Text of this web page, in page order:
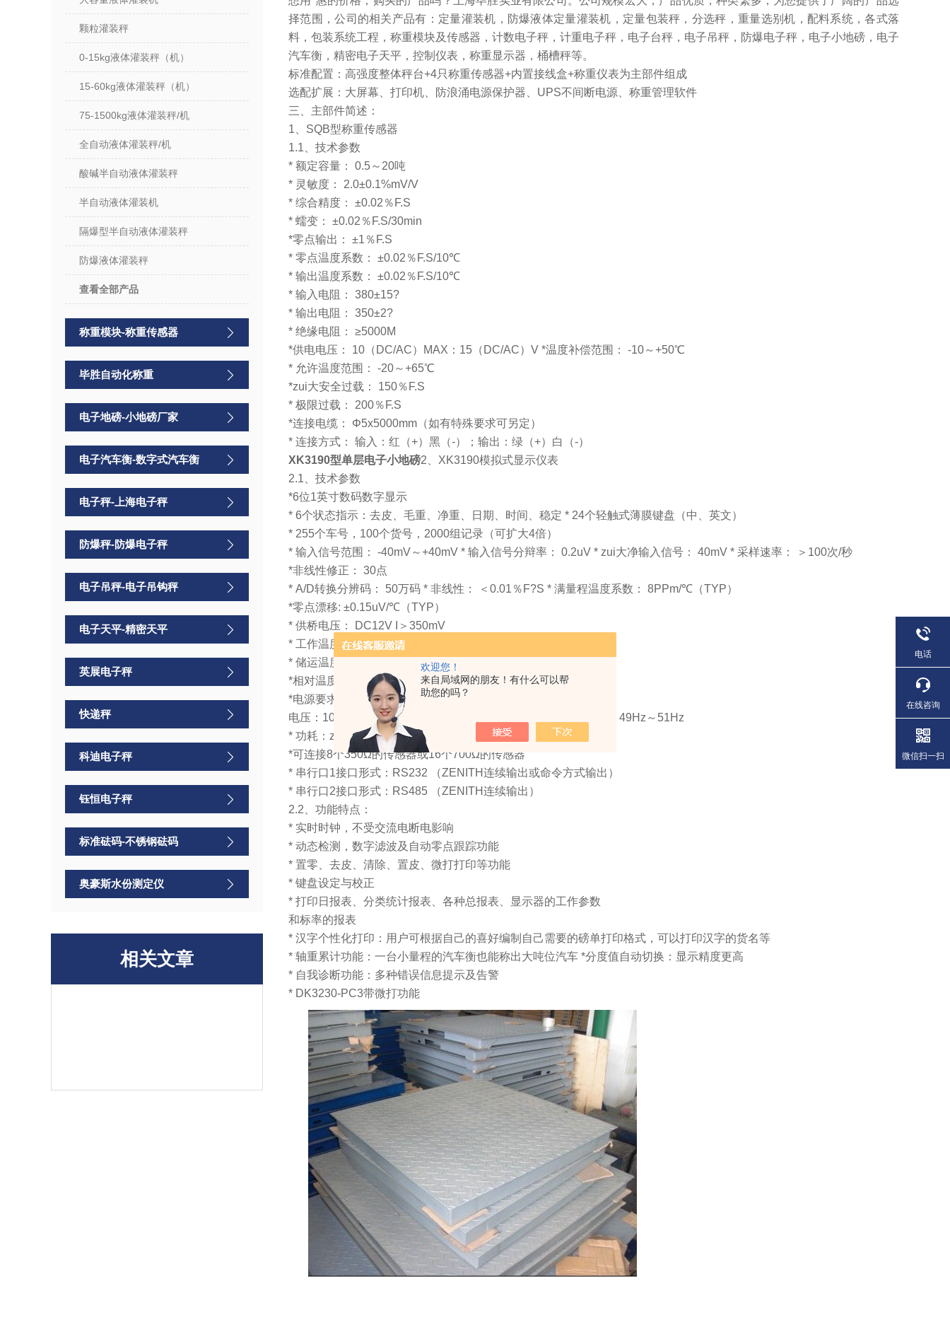
欢迎您！
来自局域网的朋友！有什么可以帮
助您的吗？
颗粒灌装秤
0-15kg液体灌装秤（机）
15-60kg液体灌装秤（机）
75-1500kg液体灌装秤/机
全自动液体灌装秤/机
酸碱半自动液体灌装秤
半自动液体灌装机
隔爆型半自动液体灌装秤
防爆液体灌装秤
查看全部产品
称重模块-称重传感器
毕胜自动化称重
电子地磅-小地磅厂家
电子汽车衡-数字式汽车衡
电子秤-上海电子秤
防爆秤-防爆电子秤
电子吊秤-电子吊钩秤
电子天平-精密天平
英展电子秤
快递秤
科迪电子秤
钰恒电子秤
标准砝码-不锈钢砝码
奥豪斯水份测定仪
相关文章
择范围，公司的相关产品有：定量灌装机，防爆液体定量灌装机，定量包装秤，分选秤，重量选别机，配料系统，各式落
料，包装系统工程，称重模块及传感器，计数电子秤，计重电子秤，电子台秤，电子吊秤，防爆电子秤，电子小地磅，电子
汽车衡，精密电子天平，控制仪表，称重显示器，桶槽秤等。
标准配置：高强度整体秤台+4只称重传感器+内置接线盒+称重仪表为主部件组成
选配扩展：大屏幕、打印机、防浪涌电源保护器、UPS不间断电源、称重管理软件
三、主部件简述：
1、SQB型称重传感器
1.1、技术参数
* 额定容量： 0.5～20吨
* 灵敏度： 2.0±0.1%mV/V
* 综合精度： ±0.02％F.S
* 蠕变： ±0.02％F.S/30min
*零点输出： ±1％F.S
* 零点温度系数： ±0.02％F.S/10℃
* 输出温度系数： ±0.02％F.S/10℃
* 输入电阻： 380±15?
* 输出电阻： 350±2?
* 绝缘电阻： ≥5000M
*供电电压： 10（DC/AC）MAX：15（DC/AC）V *温度补偿范围： -10～+50℃
* 允许温度范围： -20～+65℃
*zui大安全过载： 150％F.S
* 极限过载： 200％F.S
*连接电缆： Φ5x5000mm（如有特殊要求可另定）
* 连接方式： 输入：红（+）黑（-）；输出：绿（+）白（-）
XK3190型单层电子小地磅2、XK3190模拟式显示仪表
2.1、技术参数
*6位1英寸数码数字显示
* 6个状态指示：去皮、毛重、净重、日期、时间、稳定 * 24个轻触式薄膜键盘（中、英文）
* 255个车号，100个货号，2000组记录（可扩大4倍）
* 输入信号范围： -40mV～+40mV * 输入信号分辩率： 0.2uV * zui大净输入信号： 40mV * 采样速率： ＞100次/秒
*非线性修正： 30点
* A/D转换分辨码： 50万码 * 非线性： ＜0.01％F?S * 满量程温度系数： 8PPm/℃（TYP）
*零点漂移: ±0.15uV/℃（TYP）
* 供桥电压： DC12V I＞350mV
* 工作温度范围： 0℃～+40℃
* 储运温度范围： -65℃～+150℃
*相对温度范围： ＜90％
*电源要求：
电压：100V～240VAC可选，电压波动范围：-15%～+10% 频率：49Hz～51Hz
* 功耗：zui大20W
*可连接8个350Ω的传感器或16个700Ω的传感器
* 串行口1接口形式：RS232 （ZENITH连续输出或命令方式输出）
* 串行口2接口形式：RS485 （ZENITH连续输出）
2.2、功能特点：
* 实时时钟，不受交流电断电影响
* 动态检测，数字滤波及自动零点跟踪功能
* 置零、去皮、清除、置皮、微打打印等功能
* 键盘设定与校正
* 打印日报表、分类统计报表、各种总报表、显示器的工作参数
和标率的报表
* 汉字个性化打印：用户可根据自己的喜好编制自己需要的磅单打印格式，可以打印汉字的货名等
* 轴重累计功能：一台小量程的汽车衡也能称出大吨位汽车 *分度值自动切换：显示精度更高
* 自我诊断功能：多种错误信息提示及告警
* DK3230-PC3带微打功能
电话
在线咨询
微信扫一扫